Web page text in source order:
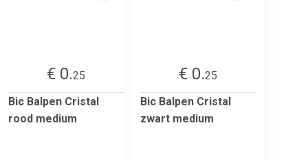
€ 0.25
Bic Balpen Cristal
rood medium
€ 0.25
Bic Balpen Cristal
zwart medium